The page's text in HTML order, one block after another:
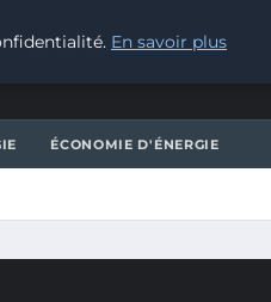
ÉCONOMIE D'ÉNERGIE
En savoir plus